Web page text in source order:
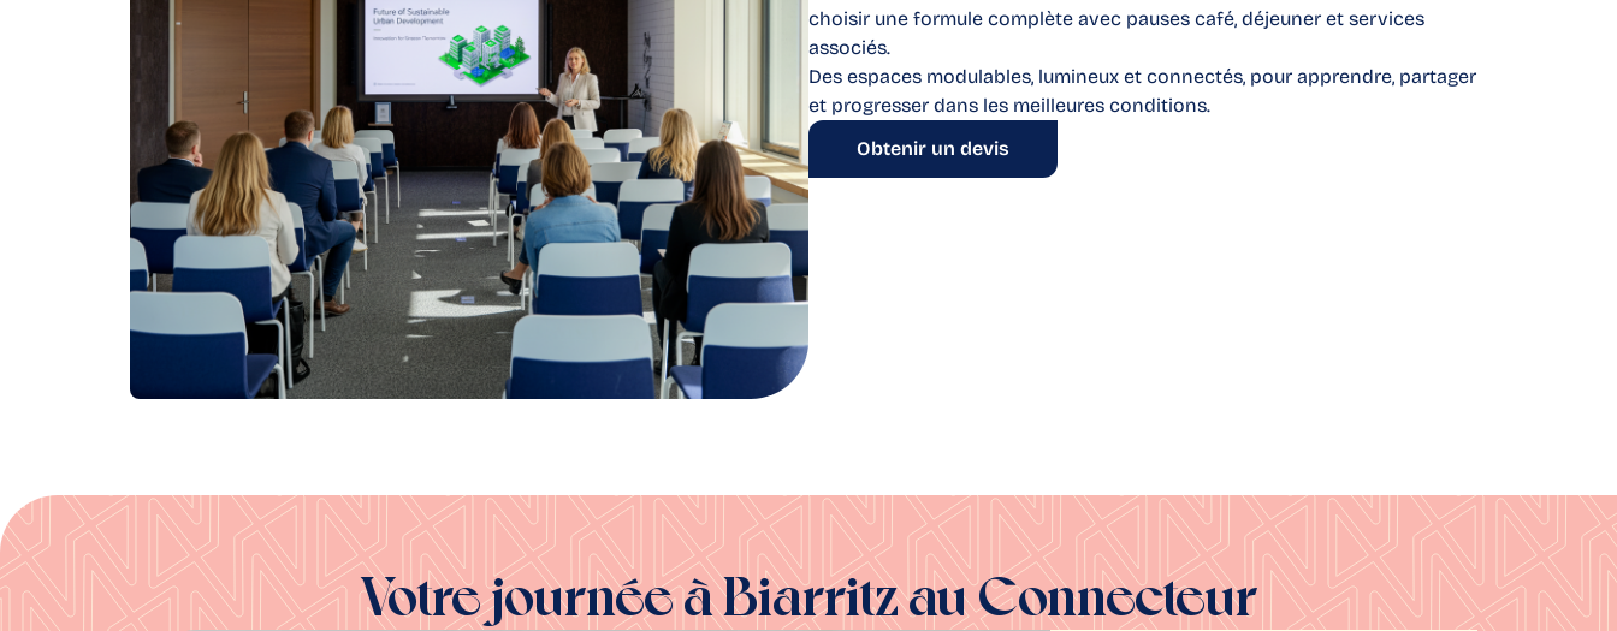
choisir une formule complète avec pauses café, déjeuner et services
associés.
Des espaces modulables, lumineux et connectés, pour apprendre, partager
et progresser dans les meilleures conditions.
Obtenir un devis
Votre journée à Biarritz au Connecteur